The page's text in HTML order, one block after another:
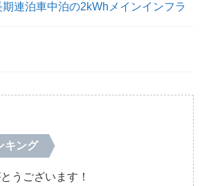
期連泊車中泊の2kWhメインインフラ
キング
うございます！